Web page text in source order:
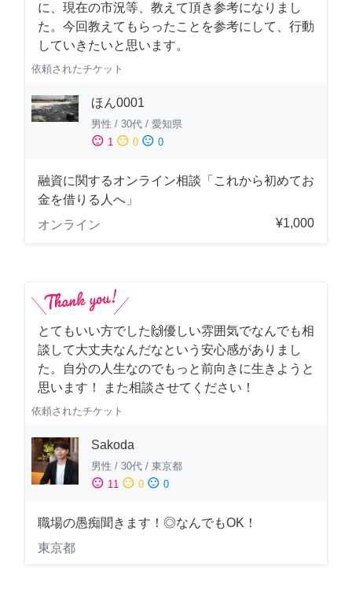
に、現在の市況等、教えて頂き参考になりまし
た。今回教えてもらったことを参考にして、行動
していきたいと思います。
依頼されたチケット
ほん0001
男性 / 30代 / 愛知県
sentiment_satisfied 1 sentiment_neutral 0 sentiment_dissatisfied 0
融資に関するオンライン相談「これから初めてお
金を借りる人へ」
オンライン
¥1,000
とてもいい方でした🙌優しい雰囲気でなんでも相
談して大丈夫なんだなという安心感がありまし
た。自分の人生なのでもっと前向きに生きようと
思います！ また相談させてください！
依頼されたチケット
Sakoda
男性 / 30代 / 東京都
sentiment_satisfied 11 sentiment_neutral 0 sentiment_dissatisfied 0
職場の愚痴聞きます！◎なんでもOK！
東京都